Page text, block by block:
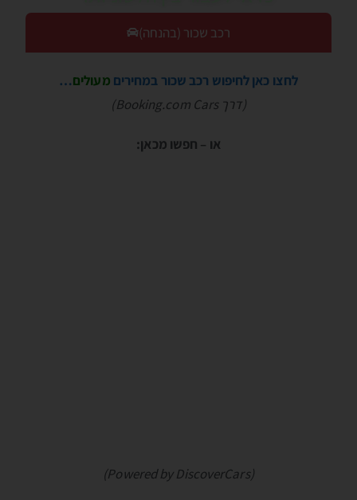
רכב שכור (בהנחה)
לחצו כאן לחיפוש רכב שכור במחירים מעולים…
(דרך Booking.com Cars)
או – חפשו מכאן:
(Powered by DiscoverCars)